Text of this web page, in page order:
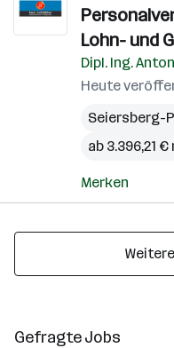
Lohn- und
Dipl. Ing.
Heute
Seiersberg-
ab 3.396,21
Merken
Gefragte Jobs